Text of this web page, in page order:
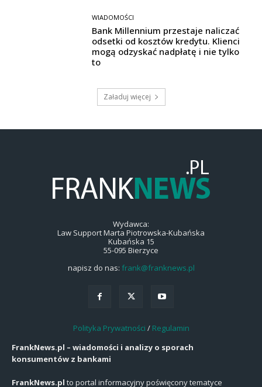
WIADOMOŚCI
Bank Millennium przestaje naliczać
odsetki od kosztów kredytu. Klienci
mogą odzyskać nadpłatę i nie tylko
to
Załaduj więcej
Wydawca:
Law Support Marta Piotrowska-Kubańska
Kubańska 15
55-095 Bierzyce
napisz do nas: frank@franknews.pl
Polityka Prywatności / Regulamin
FrankNews.pl – wiadomości i analizy o sporach
konsumentów z bankami
FrankNews.pl to portal informacyjny poświęcony tematyce